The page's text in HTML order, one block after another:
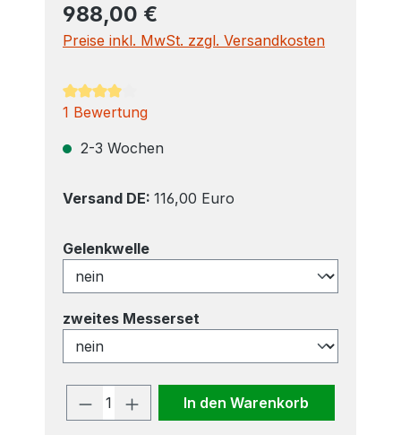
988,00 €
Preise inkl. MwSt. zzgl. Versandkosten
Durchschnittliche Bewertung von 4 von 5
1 Bewertung
2-3 Wochen
Versand DE: 116,00 Euro
Gelenkwelleauswählen
zweites Messerset
Produkt Anzahl: Gib den
In den Warenkorb